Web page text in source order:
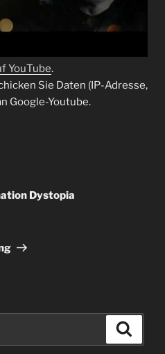
YouTube.
Sie Daten (IP-Adresse,
Google-Youtube.
Dystopia